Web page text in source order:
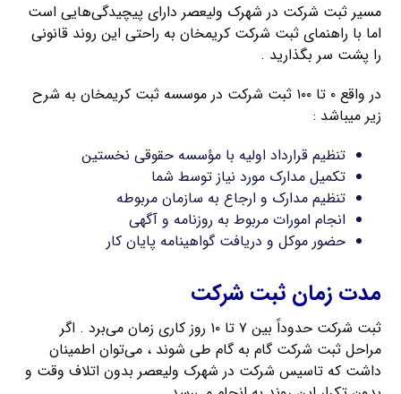
مسیر ثبت شرکت در شهرک ولیعصر دارای پیچیدگی‌هایی است
اما با راهنمای ثبت شرکت کریمخان به راحتی این روند قانونی
را پشت سر بگذارید .
در واقع ۰ تا ۱۰۰ ثبت شرکت در موسسه ثبت کریمخان به شرح
زیر میباشد :
تنظیم قرارداد اولیه با مؤسسه حقوقی نخستین
تکمیل مدارک مورد نیاز توسط شما
تنظیم مدارک و ارجاع به سازمان مربوطه
انجام امورات مربوط به روزنامه و آگهی
حضور موکل و دریافت گواهینامه پایان کار
مدت زمان ثبت شرکت
ثبت شرکت حدوداً بین ۷ تا ۱۰ روز کاری زمان می‌برد . اگر
مراحل ثبت شرکت گام به گام طی شوند ، می‌توان اطمینان
داشت که تاسیس شرکت در شهرک ولیعصر بدون اتلاف وقت و